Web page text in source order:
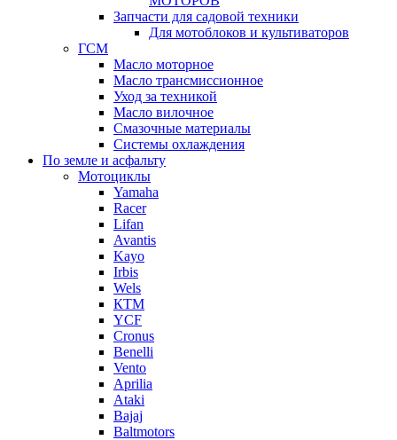
Запчасти для садовой техники
Для мотоблоков и культиваторов
ГСМ
Масло моторное
Масло трансмиссионное
Уход за техникой
Масло вилочное
Смазочные материалы
Системы охлаждения
По земле и асфальту
Мотоциклы
Yamaha
Racer
Lifan
Avantis
Kayo
Irbis
Wels
КТМ
YCF
Cronus
Benelli
Vento
Aprilia
Ataki
Bajaj
Baltmotors